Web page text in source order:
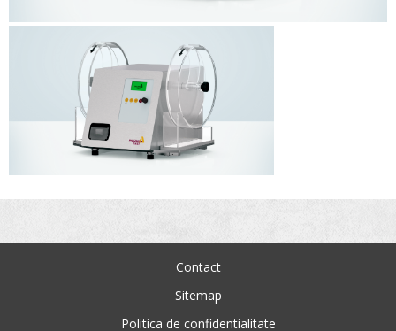
Contact
Sitemap
Politica de confidentialitate